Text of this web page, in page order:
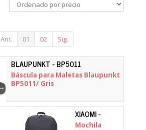
Ant. 01 02 Sig.
BLAUPUNKT - BP5011
Báscula para Maletas Blaupunkt
BP5011/ Gris
XIAOMI -
ZJB4143GL
Mochila